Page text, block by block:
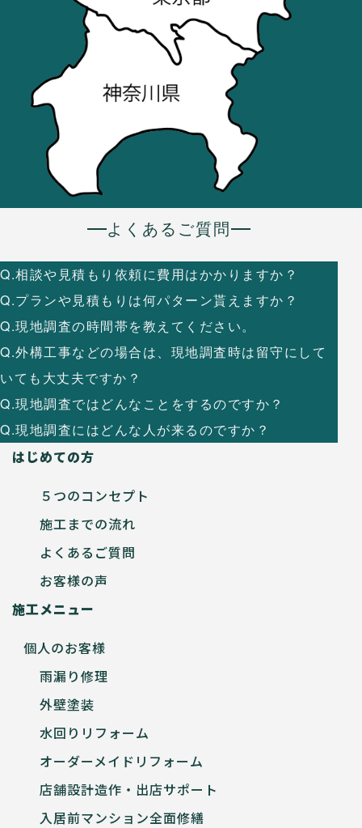
よくあるご質問
Q.相談や見積もり依頼に費用はかかりますか？
Q.プランや見積もりは何パターン貰えますか？
Q.現地調査の時間帯を教えてください。
Q.外構工事などの場合は、現地調査時は留守にして
いても大丈夫ですか？
Q.現地調査ではどんなことをするのですか？
Q.現地調査にはどんな人が来るのですか？
はじめての方
５つのコンセプト
施工までの流れ
よくあるご質問
お客様の声
施工メニュー
個人のお客様
雨漏り修理
外壁塗装
水回りリフォーム
オーダーメイドリフォーム
店舗設計造作・出店サポート
入居前マンション全面修繕